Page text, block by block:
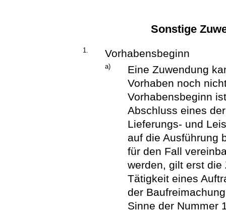
Sonstige
1. Vorhabensbeginn
a)
Eine Zuwendung
Vorhaben noch
Vorhabensbeginn
Abschluss eines
Lieferungs- und
auf die Ausführung
für den Fall
werden, gilt erst
Tätigkeit eines
der
Sinne der Nummer